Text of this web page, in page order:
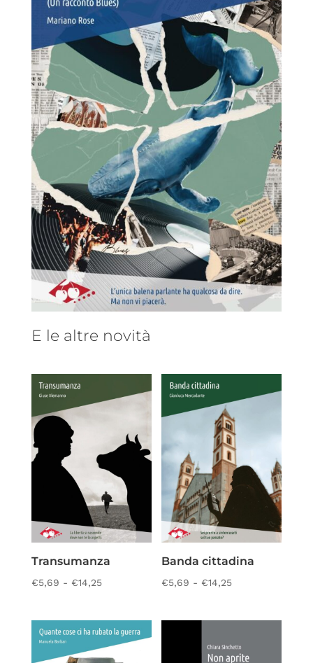
E le altre novità
Transumanza
€5,69 - €14,25Fascia
prezzo:
da
Banda cittadina
€5,69 - €14,25Fascia
prezzo:
€5,69